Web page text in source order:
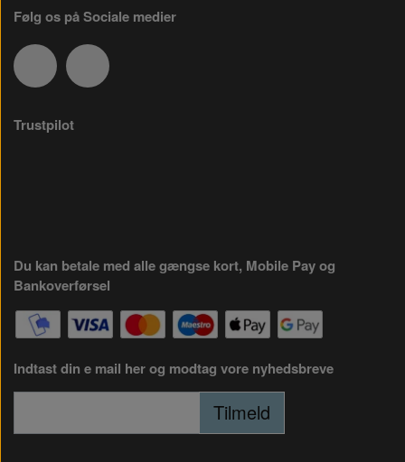
Følg os på Sociale medier
Trustpilot
Du kan betale med alle gængse kort, Mobile Pay og
Bankoverførsel
Indtast din e mail her og modtag vore nyhedsbreve
Tilmeld